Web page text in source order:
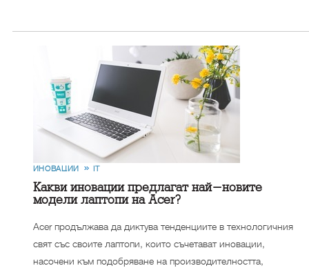
ИНОВАЦИИ IT
Какви иновации предлагат най-новите
модели лаптопи на Acer?
Acer продължава да диктува тенденциите в технологичния
свят със своите лаптопи, които съчетават иновации,
насочени към подобряване на производителността,